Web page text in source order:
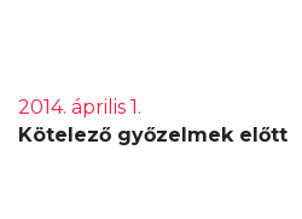
2014. április 1.
Kötelező győzelmek előtt